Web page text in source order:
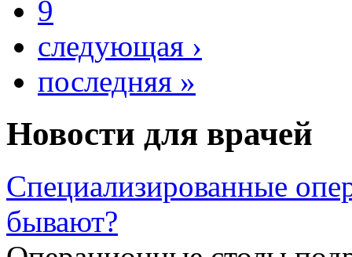
9
следующая ›
последняя »
Новости для врачей
Специализированные
бывают?